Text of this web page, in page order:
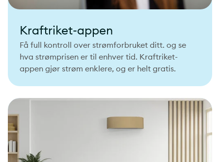
Kraftriket-appen
Få full kontroll over strømforbruket ditt. og se
hva strømprisen er til enhver tid. Kraftriket-
appen gjør strøm enklere, og er helt gratis.